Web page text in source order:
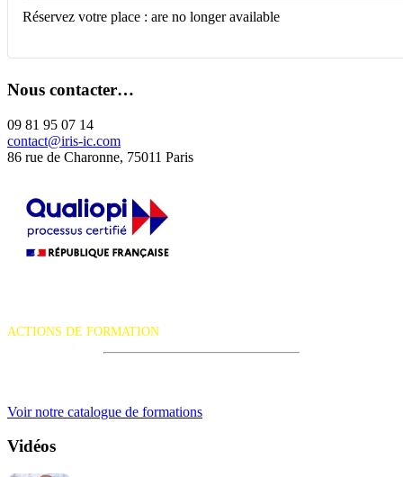
Réservez votre place : are no longer available
Nous contacter…
09 81 95 07 14
contact@iris-ic.com
86 rue de Charonne, 75011 Paris
ACTIONS DE FORMATION
Voir notre catalogue de formations
Vidéos